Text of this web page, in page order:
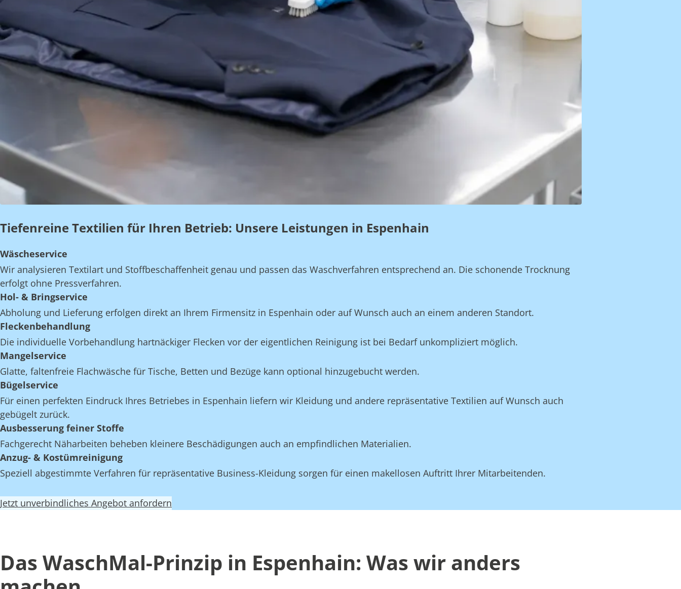
Tiefenreine Textilien für Ihren Betrieb: Unsere Leistungen in Espenhain
Wäscheservice
Wir analysieren Textilart und Stoffbeschaffenheit genau und passen das Waschverfahren entsprechend an. Die schonende Trocknung
erfolgt ohne Pressverfahren.
Hol- & Bringservice
Abholung und Lieferung erfolgen direkt an Ihrem Firmensitz in Espenhain oder auf Wunsch auch an einem anderen Standort.
Fleckenbehandlung
Die individuelle Vorbehandlung hartnäckiger Flecken vor der eigentlichen Reinigung ist bei Bedarf unkompliziert möglich.
Mangelservice
Glatte, faltenfreie Flachwäsche für Tische, Betten und Bezüge kann optional hinzugebucht werden.
Bügelservice
Für einen perfekten Eindruck Ihres Betriebes in Espenhain liefern wir Kleidung und andere repräsentative Textilien auf Wunsch auch
gebügelt zurück.
Ausbesserung feiner Stoffe
Fachgerecht Näharbeiten beheben kleinere Beschädigungen auch an empfindlichen Materialien.
Anzug- & Kostümreinigung
Speziell abgestimmte Verfahren für repräsentative Business-Kleidung sorgen für einen makellosen Auftritt Ihrer Mitarbeitenden.
Jetzt unverbindliches Angebot anfordern
Das WaschMal-Prinzip in Espenhain: Was wir anders